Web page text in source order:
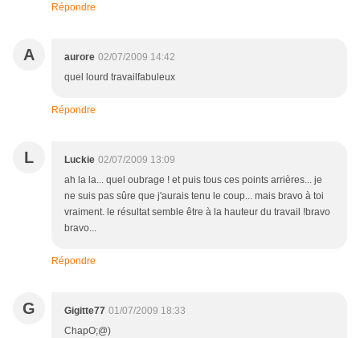
Répondre
A aurore 02/07/2009 14:42
quel lourd travailfabuleux
Répondre
L Luckie 02/07/2009 13:09
ah la la... quel oubrage ! et puis tous ces points arrières... je
ne suis pas sûre que j'aurais tenu le coup... mais bravo à toi
vraiment. le résultat semble être à la hauteur du travail !bravo
bravo...
Répondre
G Gigitte77 01/07/2009 18:33
ChapO;@)